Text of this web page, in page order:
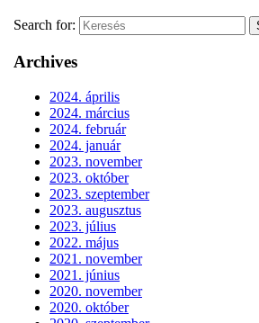
Search for:
Archives
2024. április
2024. március
2024. február
2024. január
2023. november
2023. október
2023. szeptember
2023. augusztus
2023. július
2022. május
2021. november
2021. június
2020. november
2020. október